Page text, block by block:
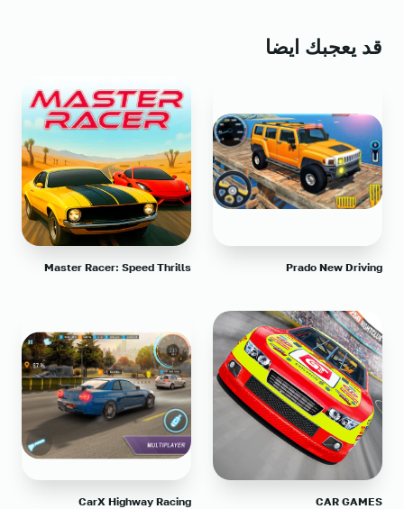
قد يعجبك ايضا
Prado New Driving
Master Racer: Speed Thrills
CAR GAMES
CarX Highway Racing